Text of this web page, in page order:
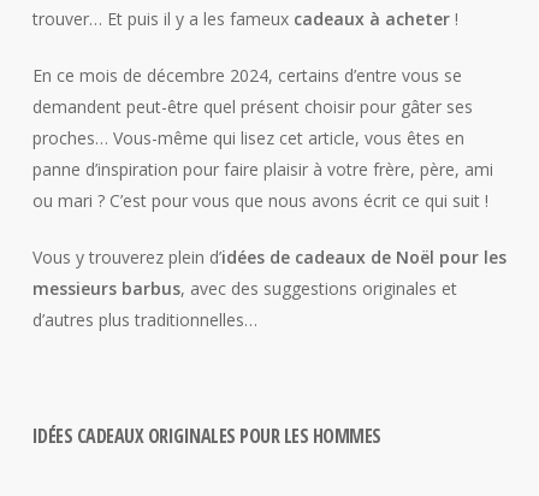
trouver… Et puis il y a les fameux cadeaux à acheter!
En ce mois de décembre 2024, certains d’entre vous se
demandent peut-être quel présent choisir pour gâter ses
proches… Vous-même qui lisez cet article, vous êtes en
panne d’inspiration pour faire plaisir à votre frère, père, ami
ou mari ? C’est pour vous que nous avons écrit ce qui suit !
Vous y trouverez plein d’idées de cadeaux de Noël pour les
messieurs barbus, avec des suggestions originales et
d’autres plus traditionnelles…
IDÉES CADEAUX ORIGINALES POUR LES HOMMES